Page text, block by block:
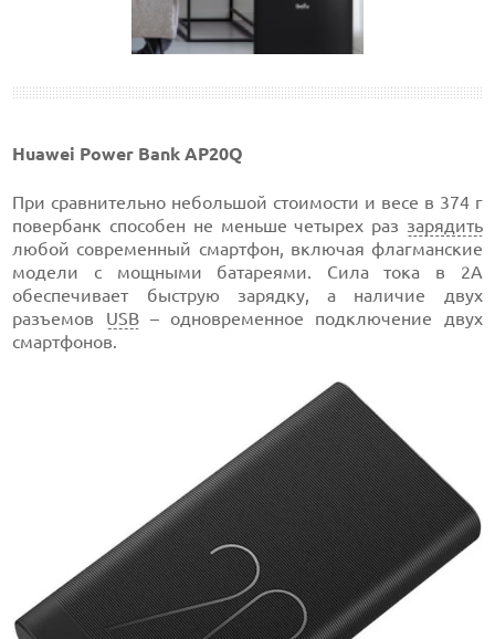
Huawei Power Bank AP20Q
При сравнительно небольшой стоимости и весе в 374 г
повербанк способен не меньше четырех раз зарядить
любой современный смартфон, включая флагманские
модели с мощными батареями. Сила тока в 2А
обеспечивает быструю зарядку, а наличие двух
разъемов USB– одновременное подключение двух
смартфонов.